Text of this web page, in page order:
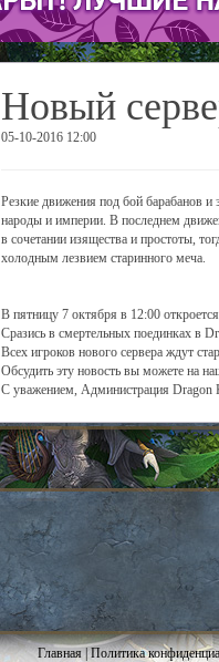
Новый
05-10-2016 12:00
Резкие движения под бой барабанов и
народы и империи. В последнем
в сочетании изящества и простоты,
холодным лезвием старинного меча.
В пятницу 7 октября в 12:00
Сразись в смертельных поединках в
Всех игроков нового сервера ждут
Обсудить эту новость вы можете на
С уважением, Администрация Dragon
Главная|Политика